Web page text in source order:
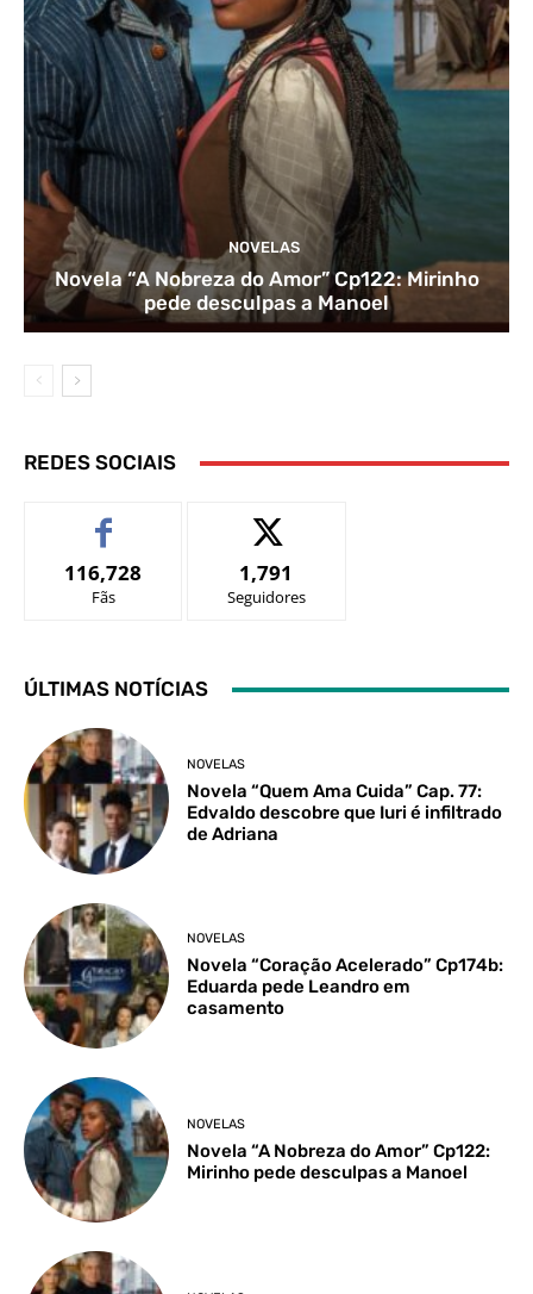
NOVELAS
Novela “A Nobreza do Amor” Cp122: Mirinho
pede desculpas a Manoel
REDES SOCIAIS
116,728
Fãs
1,791
Seguidores
ÚLTIMAS NOTÍCIAS
NOVELAS
Novela “Quem Ama Cuida” Cap. 77:
Edvaldo descobre que Iuri é infiltrado
de Adriana
NOVELAS
Novela “Coração Acelerado” Cp174b:
Eduarda pede Leandro em
casamento
NOVELAS
Novela “A Nobreza do Amor” Cp122:
Mirinho pede desculpas a Manoel